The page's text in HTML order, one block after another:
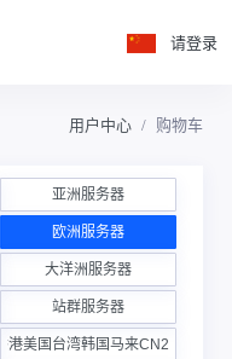
请登录
用户中心 购物车
亚洲服务器
欧洲服务器
大洋洲服务器
站群服务器
香港美国台湾韩国马来CN2云